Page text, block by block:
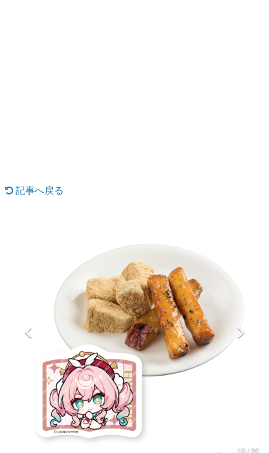
ゲームが変えた日本語
「経験値」「裏技」「ラスボス」… ゲームにまつわる言葉
の起源や用法の変遷を、コンピューター文化史研究家・タ
イニーP氏が徹底調査。
カテゴリ
マンガ
女性向け
アプリレビュー
記事へ戻る
19 / 30